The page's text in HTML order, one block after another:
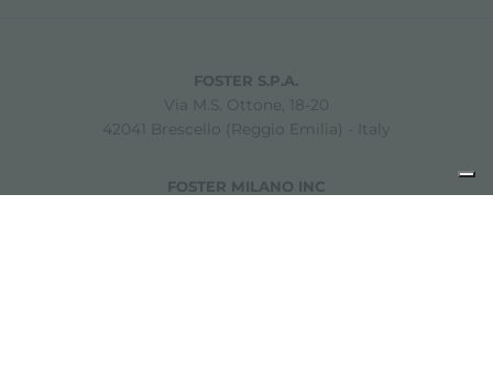
FOSTER S.P.A.
Via M.S. Ottone, 18-20
42041 Brescello (Reggio Emilia) - Italy
FOSTER MILANO INC